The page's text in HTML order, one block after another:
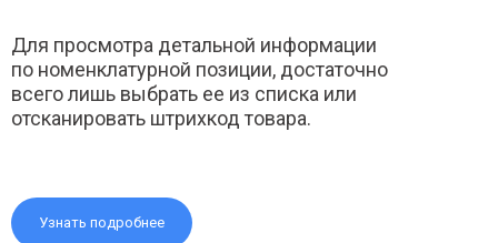
Для просмотра детальной информации
по номенклатурной позиции, достаточно
всего лишь выбрать ее из списка или
отсканировать штрихкод товара.
Узнать подробнее